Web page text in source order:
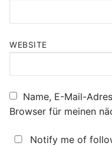
WEBSITE
Name, E-Mail-
Browser für meinen
Notify me of